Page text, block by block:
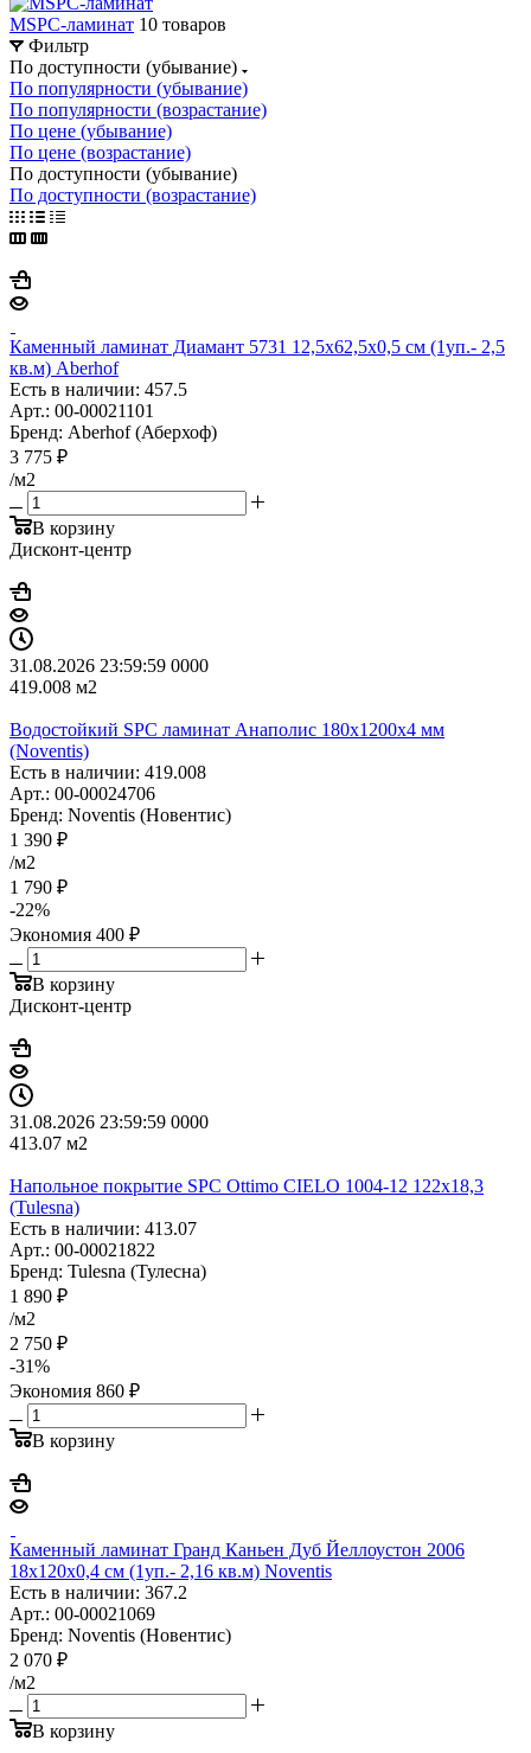
MSPC-ламинат 10 товаров
Фильтр
По доступности (убывание)
По популярности (убывание)
По популярности (возрастание)
По цене (убывание)
По цене (возрастание)
По доступности (убывание)
По доступности (возрастание)
Каменный ламинат Диамант 5731 12,5x62,5x0,5 см (1уп.- 2,5
кв.м) Aberhof
Есть в наличии: 457.5
Арт.: 00-00021101
Бренд: Aberhof (Аберхоф)
3 775 ₽
/м2
В корзину
Дисконт-центр
31.08.2026 23:59:59 0000
419.008 м2
Водостойкий SPC ламинат Анаполис 180x1200x4 мм
(Noventis)
Есть в наличии: 419.008
Арт.: 00-00024706
Бренд: Noventis (Новентис)
1 390 ₽
/м2
1 790 ₽
-22%
Экономия 400 ₽
В корзину
Дисконт-центр
31.08.2026 23:59:59 0000
413.07 м2
Напольное покрытие SPC Ottimo CIELO 1004-12 122x18,3
(Tulesna)
Есть в наличии: 413.07
Арт.: 00-00021822
Бренд: Tulesna (Тулесна)
1 890 ₽
/м2
2 750 ₽
-31%
Экономия 860 ₽
В корзину
Каменный ламинат Гранд Каньен Дуб Йеллоустон 2006
18x120x0,4 см (1уп.- 2,16 кв.м) Noventis
Есть в наличии: 367.2
Арт.: 00-00021069
Бренд: Noventis (Новентис)
2 070 ₽
/м2
В корзину